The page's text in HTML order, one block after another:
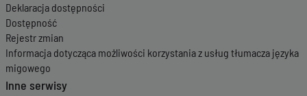
Deklaracja dostępności
Dostępność
Rejestr zmian
Informacja dotycząca możliwości korzystania z usług tłumacza języka
migowego
Inne serwisy